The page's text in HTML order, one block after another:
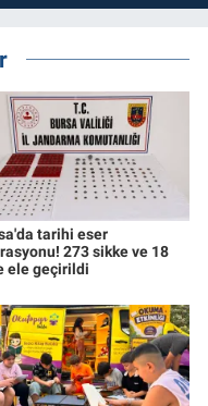
tarihi eser
273 sikke ve 18
ele geçirildi